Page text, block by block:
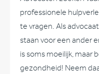
professionele
te vragen. Als
staan voor een ander
is soms moeilijk, maar
gezondheid! Neem